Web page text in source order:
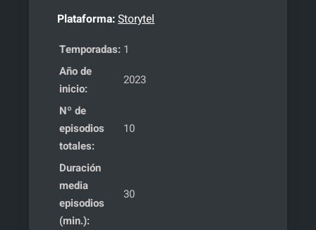
Plataforma:Storytel
Temporadas: 1
Año de
inicio:
2023
Nº de
episodios
totales:
10
Duración
media
episodios
(min.):
30